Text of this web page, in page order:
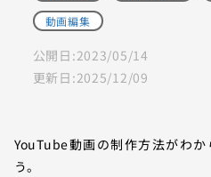
動画編集
公開日:2023/05/14
更新日:2025/12/09
YouTube動画の制作方法がわ
う。